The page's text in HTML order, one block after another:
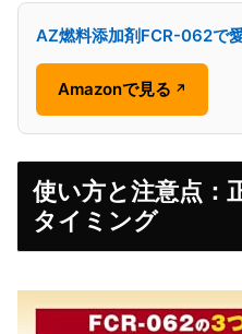
AZ燃料添加剤FCR-062で
Amazonで見る ↗
使い方と注意点：
タイミング